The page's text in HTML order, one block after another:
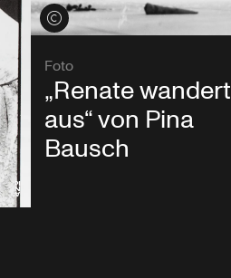
Credits öffnen
Foto
„Renate wandert
aus“ von Pina
Bausch